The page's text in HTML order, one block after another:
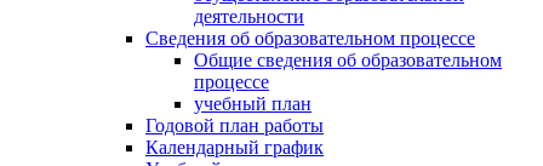
деятельности
Сведения об образовательном процессе
Общие сведения об образовательном
процессе
учебный план
Годовой план работы
Календарный график